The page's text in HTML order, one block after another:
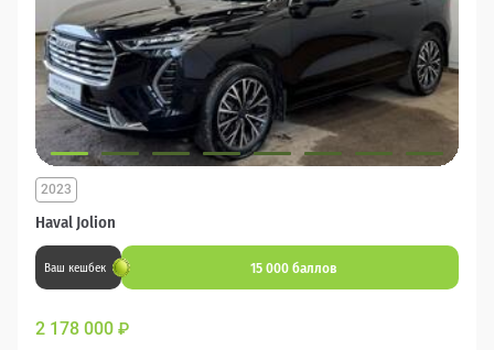
Haval Jolion
2023
Ваш кешбек 15 000 баллов
2 178 000 ₽